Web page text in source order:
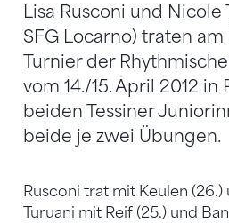
Lisa Rusconi und Nicole
SFG Locarno) traten
Turnier der
vom 14./15. April 2012 in
beiden Tessiner
beide je zwei Übungen.
Rusconi trat mit Keulen (26.)
Turuani mit Reif (25.) und